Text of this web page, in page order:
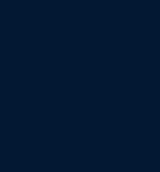
Když dostanete
pohodlí svého
navštivte bar/